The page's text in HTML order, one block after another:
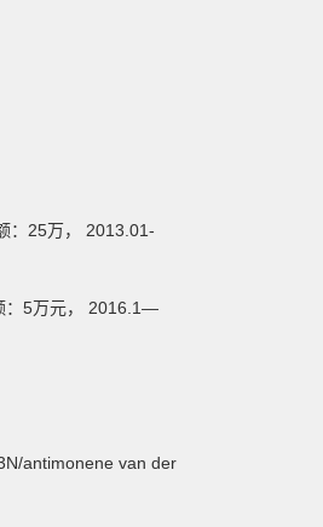
：25万， 2013.01-
：5万元， 2016.1—
antimonene van der